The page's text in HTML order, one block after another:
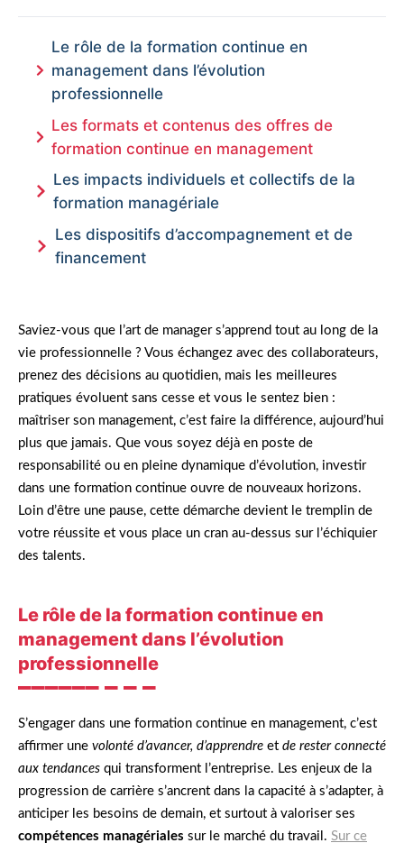
Le rôle de la formation continue en
management dans l’évolution
professionnelle
Les formats et contenus des offres de
formation continue en management
Les impacts individuels et collectifs de la
formation managériale
Les dispositifs d’accompagnement et de
financement
Saviez-vous que l’art de manager s’apprend tout au long de la
vie professionnelle ? Vous échangez avec des collaborateurs,
prenez des décisions au quotidien, mais les meilleures
pratiques évoluent sans cesse et vous le sentez bien :
maîtriser son management, c’est faire la différence, aujourd’hui
plus que jamais. Que vous soyez déjà en poste de
responsabilité ou en pleine dynamique d’évolution, investir
dans une formation continue ouvre de nouveaux horizons.
Loin d’être une pause, cette démarche devient le tremplin de
votre réussite et vous place un cran au-dessus sur l’échiquier
des talents.
Le rôle de la formation continue en
management dans l’évolution
professionnelle
S’engager dans une formation continue en management, c’est
affirmer une volonté d’avancer, d’apprendre et de rester connecté
aux tendances qui transforment l’entreprise. Les enjeux de la
progression de carrière s’ancrent dans la capacité à s’adapter, à
anticiper les besoins de demain, et surtout à valoriser ses
compétences managériales sur le marché du travail. Sur ce